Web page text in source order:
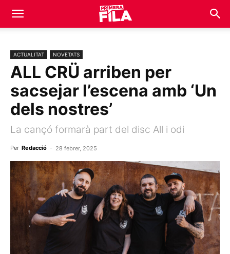
ACTUALITAT NOVETATS
ALL CRÜ arriben per
sacsejar l’escena amb ‘Un
dels nostres’
La cançó formarà part del disc All i odi
Per Redacció - 28 febrer, 2025